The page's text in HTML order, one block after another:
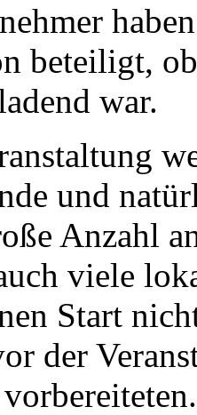
beteiligt,
war.
und
Anzahl
viele
Start
der